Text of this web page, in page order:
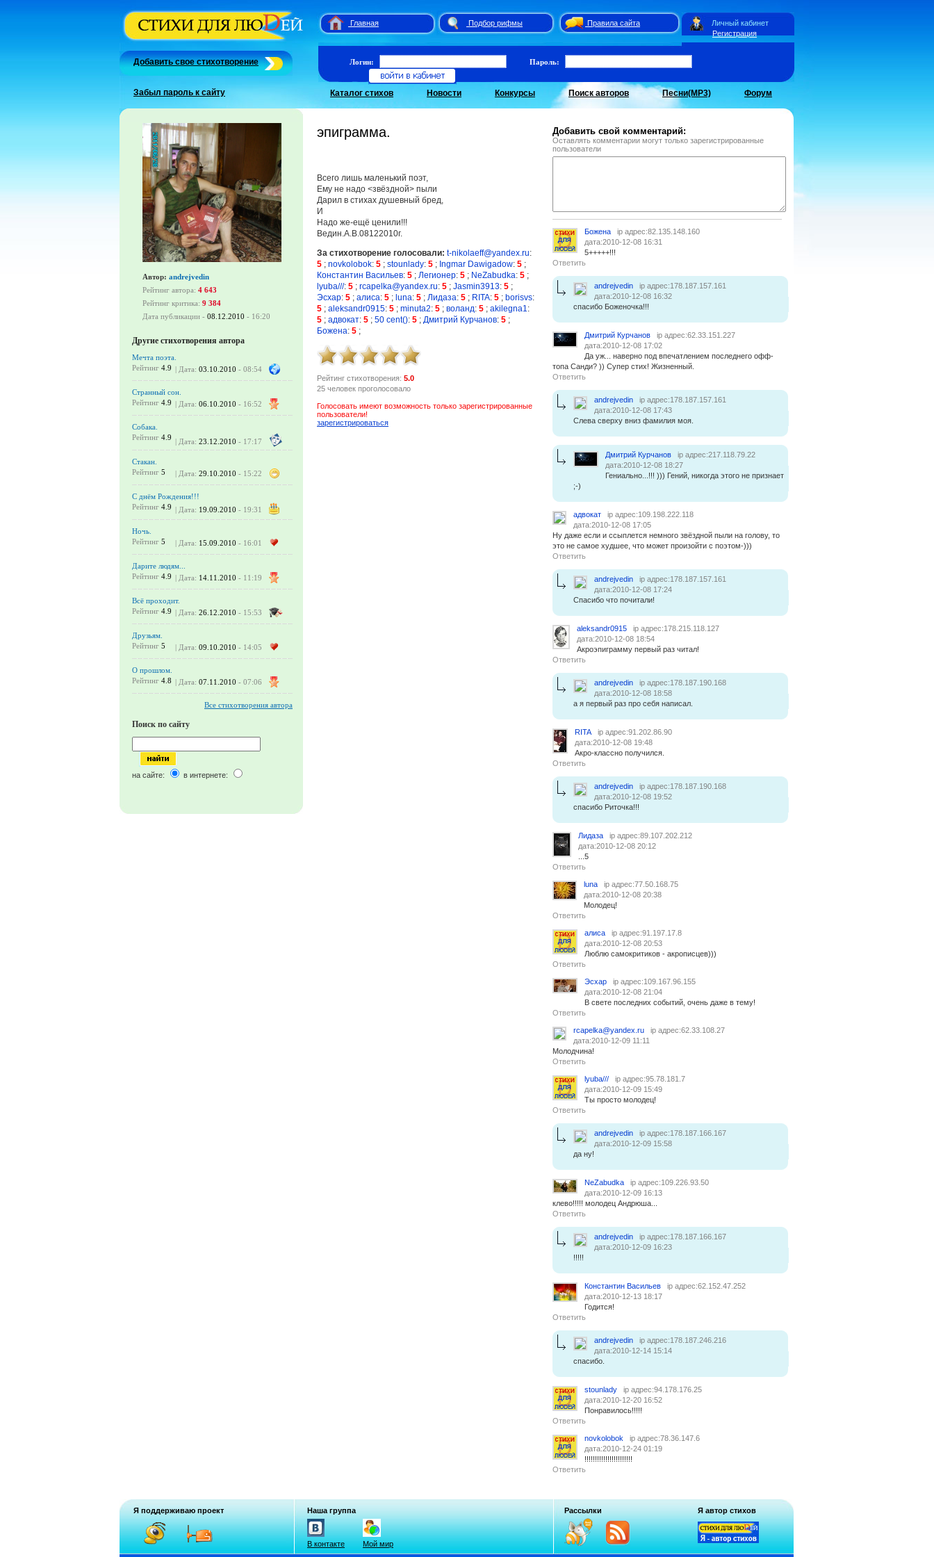
Главная Подбор рифмы
Правила сайта
Регистрация
Личный кабинет
Добавить свое стихотворение
Забыл пароль к сайту
Логин: Пароль:
Каталог стихов Новости Конкурсы Поиск авторов Песни(MP3) Форум
Автор: andrejvedin
Рейтинг автора: 4 643
Рейтинг критика: 9 384
Дата публикации - 08.12.2010 - 16:20
Другие стихотворения автора
Мечта поэта.
Рейтинг 4.9 | Дата: 03.10.2010 - 08:54
Странный сон.
Рейтинг 4.9 | Дата: 06.10.2010 - 16:52
Собака.
Рейтинг 4.9 | Дата: 23.12.2010 - 17:17
Стакан.
Рейтинг 5 | Дата: 29.10.2010 - 15:22
С днём Рождения!!!
Рейтинг 4.9 | Дата: 19.09.2010 - 19:31
Ночь.
Рейтинг 5 | Дата: 15.09.2010 - 16:01
Дарите людям...
Рейтинг 4.9 | Дата: 14.11.2010 - 11:19
Всё проходит.
Рейтинг 4.9 | Дата: 26.12.2010 - 15:53
Друзьям.
Рейтинг 5 | Дата: 09.10.2010 - 14:05
О прошлом.
Рейтинг 4.8 | Дата: 07.11.2010 - 07:06
Все стихотворения автора
Поиск по сайту
на сайте: в интернете:
эпиграмма.
Всего лишь маленький поэт,
Ему не надо <звёздной> пыли
Дарил в стихах душевный бред,
И
Надо же-ещё ценили!!!
Ведин.А.В.08122010г.
За стихотворение голосовали: t-nikolaeff@yandex.ru:
5 ; novkolobok: 5 ; stounlady: 5 ; Ingmar Dawigadow: 5 ;
Константин Васильев: 5 ; Легионер: 5 ; NeZabudka: 5 ;
lyuba///: 5 ; rcapelka@yandex.ru: 5 ; Jasmin3913: 5 ;
Эсхар: 5 ; алиса: 5 ; luna: 5 ; Лидаза: 5 ; RITA: 5 ; borisvs:
5 ; aleksandr0915: 5 ; minuta2: 5 ; воланд: 5 ; akilegna1 :
5 ; адвокат: 5 ; 50 cent(): 5 ; Дмитрий Курчанов: 5 ;
Божена: 5 ;
Рейтинг стихотворения: 5.0
25 человек проголосовало
Голосовать имеют возможность только зарегистрированные
пользователи!
зарегистрироваться
Добавить свой комментарий:
Оставлять комментарии могут только зарегистрированные
пользователи
Божена
ip адрес:82.135.148.160
дата:2010-12-08 16:31
5+++++!!!
Ответить
andrejvedin
ip адрес:178.187.157.161
дата:2010-12-08 16:32
спасибо Боженочка!!!
Дмитрий Курчанов
ip адрес:62.33.151.227
дата:2010-12-08 17:02
Да уж... наверно под впечатлением последнего офф-
топа Санди? )) Супер стих! Жизненный.
Ответить
andrejvedin
ip адрес:178.187.157.161
дата:2010-12-08 17:43
Слева сверху вниз фамилия моя.
Дмитрий Курчанов
ip адрес:217.118.79.22
дата:2010-12-08 18:27
Гениально...!!! ))) Гений, никогда этого не признает
;-)
адвокат
ip адрес:109.198.222.118
дата:2010-12-08 17:05
Ну даже если и ссыплется немного звёздной пыли на голову, то
это не самое худшее, что может произойти с поэтом-)))
Ответить
andrejvedin
ip адрес:178.187.157.161
дата:2010-12-08 17:24
Спасибо что почитали!
aleksandr0915
ip адрес:178.215.118.127
дата:2010-12-08 18:54
Акроэпиграмму первый раз читал!
Ответить
andrejvedin
ip адрес:178.187.190.168
дата:2010-12-08 18:58
а я первый раз про себя написал.
RITA
ip адрес:91.202.86.90
дата:2010-12-08 19:48
Акро-классно получился.
Ответить
andrejvedin
ip адрес:178.187.190.168
дата:2010-12-08 19:52
спасибо Риточка!!!
Лидаза
ip адрес:89.107.202.212
дата:2010-12-08 20:12
...5
Ответить
luna
ip адрес:77.50.168.75
дата:2010-12-08 20:38
Молодец!
Ответить
алиса
ip адрес:91.197.17.8
дата:2010-12-08 20:53
Люблю самокритиков - акрописцев)))
Ответить
Эсхар
ip адрес:109.167.96.155
дата:2010-12-08 21:04
В свете последних событий, очень даже в тему!
Ответить
rcapelka@yandex.ru
ip адрес:62.33.108.27
дата:2010-12-09 11:11
Молодчина!
Ответить
lyuba///
ip адрес:95.78.181.7
дата:2010-12-09 15:49
Ты просто молодец!
Ответить
andrejvedin
ip адрес:178.187.166.167
дата:2010-12-09 15:58
да ну!
NeZabudka
ip адрес:109.226.93.50
дата:2010-12-09 16:13
клево!!!!! молодец Андрюша...
Ответить
andrejvedin
ip адрес:178.187.166.167
дата:2010-12-09 16:23
!!!!!
Константин Васильев
ip адрес:62.152.47.252
дата:2010-12-13 18:17
Годится!
Ответить
andrejvedin
ip адрес:178.187.246.216
дата:2010-12-14 15:14
спасибо.
stounlady
ip адрес:94.178.176.25
дата:2010-12-20 16:52
Понравилось!!!!!
Ответить
novkolobok
ip адрес:78.36.147.6
дата:2010-12-24 01:19
!!!!!!!!!!!!!!!!!!!!!!!
Ответить
Я поддерживаю проект Наша группа
В контакте Мой мир
Рассылки Я автор стихов